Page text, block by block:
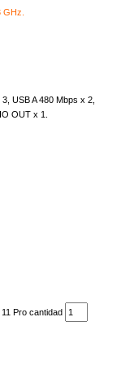
USB A 480 Mbps x 2,
OUT x 1.
Pro cantidad